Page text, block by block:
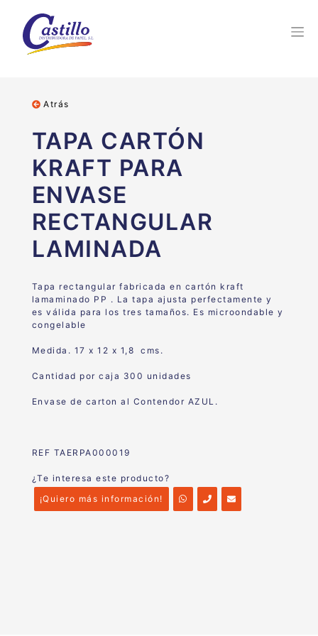
Atrás
TAPA CARTÓN
KRAFT PARA
ENVASE
RECTANGULAR
LAMINADA
Tapa rectangular fabricada en cartón kraft
lamaminado PP . La tapa ajusta perfectamente y
es válida para los tres tamaños. Es microondable y
congelable
Medida. 17 x 12 x 1,8 cms.
Cantidad por caja 300 unidades
Envase de carton al Contendor AZUL.
REF TAERPA000019
¿Te interesa este producto?
¡Quiero más información!